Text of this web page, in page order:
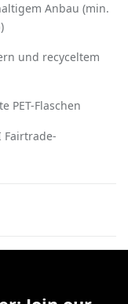
Anbau (min.
und recyceltem
PET-Flaschen
Fairtrade-